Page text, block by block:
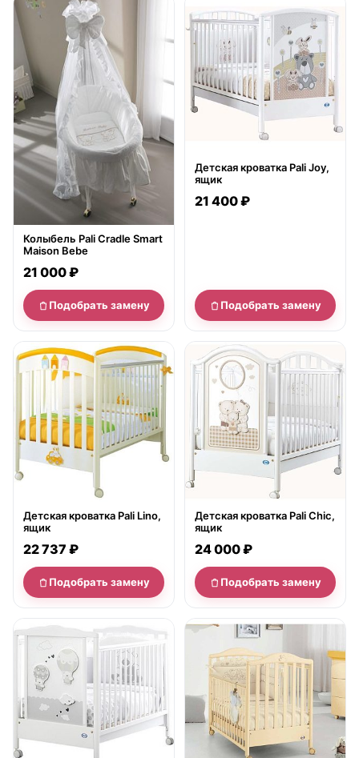
нет в продаже
Колыбель Pali Cradle Smart
Maison Bebe
21 000 ₽
Подобрать замену
нет в продаже
Детская кроватка Pali Joy,
ящик
21 400 ₽
Подобрать замену
нет в продаже
Детская кроватка Pali Lino,
ящик
22 737 ₽
Подобрать замену
нет в продаже
Детская кроватка Pali Chic,
ящик
24 000 ₽
Подобрать замену
нет в продаже нет в продаже